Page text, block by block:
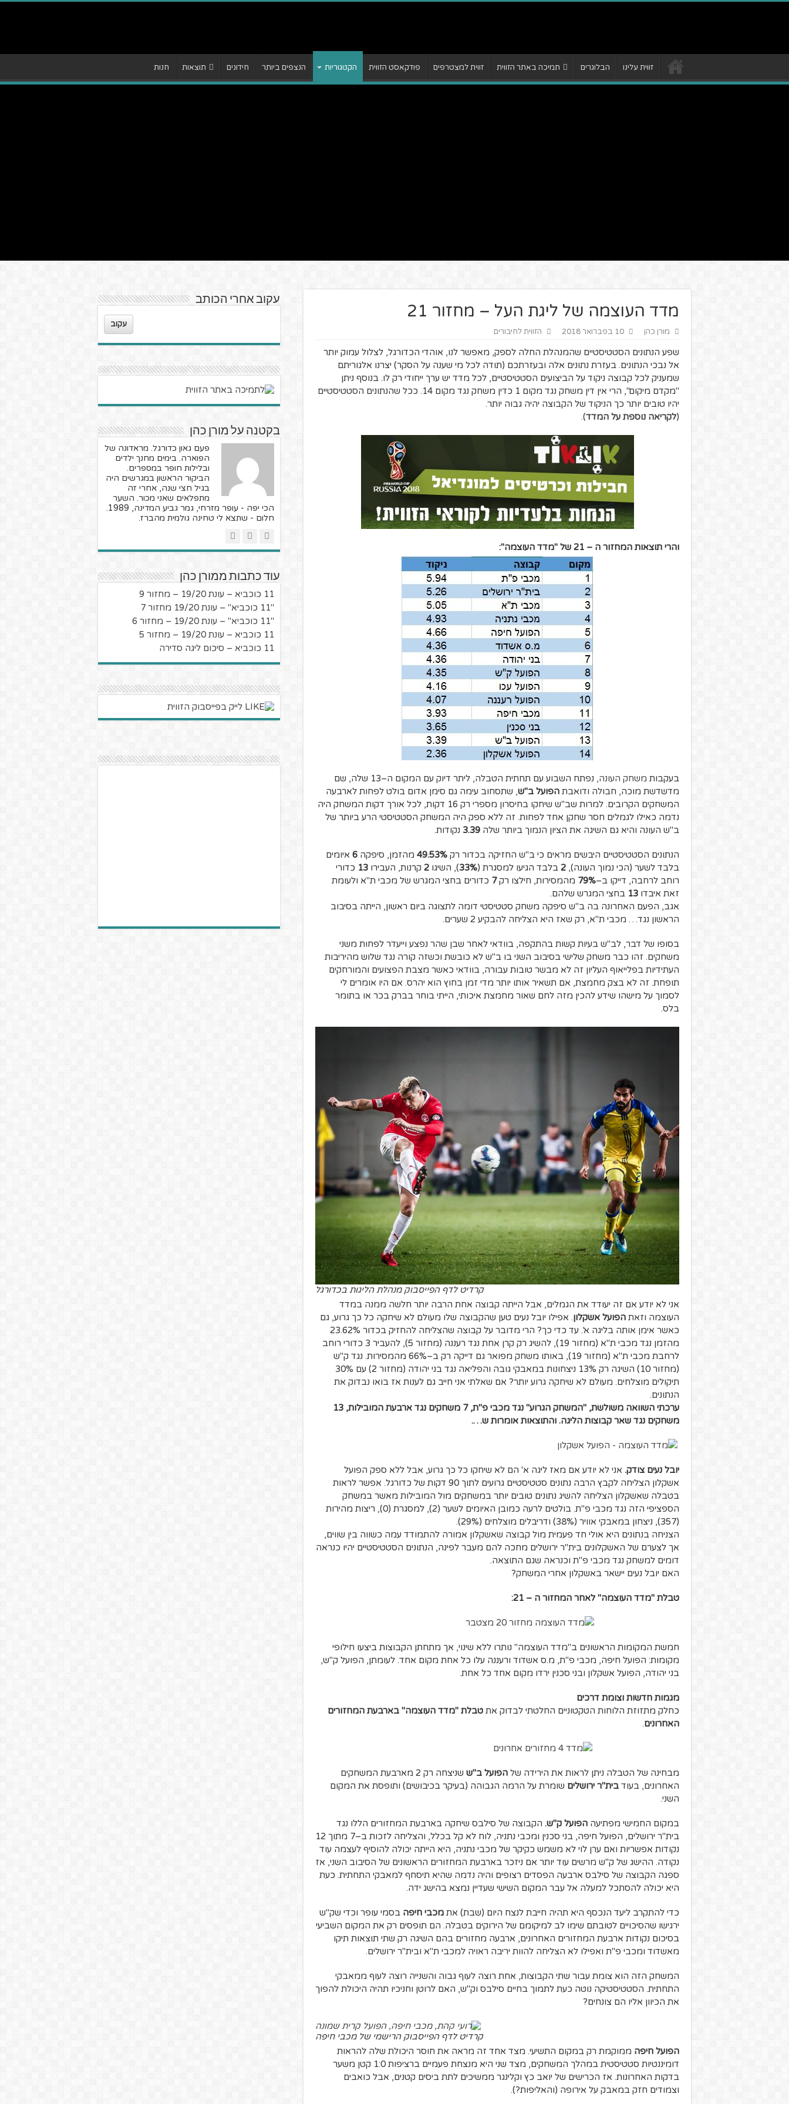
זווית עלינו הבלוגרים תמיכה באתר הזווית זווית למצטרפים פודקאסט הזווית הקטגוריות הנצפים ביותר חידונים תוצאות חנות
מדד העוצמה של ליגת העל – מחזור 21
מורן כהן 10 בפברואר 2018 הזווית לחיבורים
שפע הנתונים הסטטיסטיים שהמנהלת החלה לספק, מאפשר לנו, אוהדי הכדורגל, לצלול עמוק יותר
אל נבכי הנתונים. בעזרת נתונים אלה ובעזרתכם (תודה לכל מי שענה על הסקר) יצרנו אלגוריתם
שמעניק לכל קבוצה ניקוד על הביצועים הסטטיסטיים, לכל מדד יש ערך ייחודי רק לו. בנוסף ניתן
"מקדם מיקום", הרי אין דין משחק נגד מקום 1 כדין משחק נגד מקום 14. ככל שהנתונים הסטטיסטיים
יהיו טובים יותר כך הניקוד של הקבוצה יהיה גבוה יותר.
(לקריאה נוספת על המדד).
והרי תוצאות המחזור ה – 21 של "מדד העוצמה":
בעקבות משחק העונה
, נפתח השבוע עם תחתית הטבלה, ליתר דיוק עם המקום ה–13 שלה, שם
מדשדשת מוכה, חבולה ודואבת הפועל ב"ש, שתסחוב עימה גם סימן אדום בולט לפחות לארבעה
המשחקים הקרובים. למרות שב"ש שיחקו בחיסרון מספרי רק 16 דקות, לכל אורך דקות המשחק היה
נדמה כאילו לגמלים חסר שחקן אחד לפחות. זה ללא ספק היה המשחק הסטטיסטי הרע ביותר של
ב"ש העונה והיא גם השיגה את הציון הנמוך ביותר שלה 3.39 נקודות.
הנתונים הסטטיסטיים היבשים מראים כי ב"ש החזיקה בכדור רק 49.53% מהזמן, סיפקה 6 איומים
בלבד לשער (הכי נמוך העונה), 2 בלבד הגיעו למסגרת (33%), השיגו 2 קרנות, העבירו 13 כדורי
רוחב לרחבה, דייקו ב–79% מהמסירות, חילצו רק7 כדורים בחצי המגרש של מכבי ת"א ולעומת
זאת איבדו 13 בחצי המגרש שלהם.
אגב, הפעם האחרונה בה ב"ש סיפקה משחק סטטיסטי דומה לתצוגה ביום ראשון, הייתה בסיבוב
הראשון נגד… מכבי ת"א, רק שאז היא הצליחה להבקיע 2 שערים.
בסופו של דבר, לב"ש בעיות קשות בהתקפה, בוודאי לאחר שבן שהר נפצע וייעדר לפחות משני
משחקים. זהו כבר משחק שלישי בסיבוב השני בו ב"ש לא כובשת וכשזה קורה נגד שלוש מהיריבות
העתידיות בפלייאוף העליון זה לא מבשר טובות עבורה, בוודאי כאשר מצבת הפצועים והמורחקים
תופחת. זה לא בצק מחמצת, אם תשאיר אותו יותר מדי זמן בחוץ הוא יהרס. אם היו אומרים לי
לסמוך על מישהו שידע להכין מזה לחם שאור מחמצת איכותי, הייתי בוחר בברק בכר או בתומר
בלס.
קרדיט לדף הפייסבוק מנהלת הליגות בכדורגל
אני לא יודע אם זה יעודד את הגמלים, אבל הייתה קבוצה אחת הרבה יותר חלשה ממנה במדד
העוצמה וזאת הפועל אשקלון. אפילו יובל נעים טען שהקבוצה שלו מעולם לא שיחקה כל כך גרוע, גם
כאשר אימן אותה בליגה א'. עד כדי כך? הרי מדובר על קבוצה שהצליחה להחזיק בכדור 23.62%
מהזמן נגד מכבי ת"א (מחזור 19), להשיג רק קרן אחת נגד רעננה (מחזור 5), להעביר 3 כדורי רוחב
לרחבת מכבי ת"א (מחזור 19), באותו משחק מפואר גם דייקה רק ב–66% מהמסירות. נגד ק"ש
(מחזור 10) השיגה רק 13% ניצחונות במאבקי גובה והפליאה נגד בני יהודה (מחזור 2) עם 30%
תיקולים מוצלחים. מעולם לא שיחקה גרוע יותר? אם שאלתי אני חייב גם לענות אז בואו נבדוק את
הנתונים.
ערכתי השוואה משולשת, "המשחק הגרוע" נגד מכבי פ"ת, 7 משחקים נגד ארבעת המובילות, 13
משחקים נגד שאר קבוצות הליגה. והתוצאות אומרות ש….
יובל נעים צודק. אני לא יודע אם מאז ליגה א' הם לא שיחקו כל כך גרוע, אבל ללא ספק הפועל
אשקלון הצליחה לקבץ הרבה נתונים סטטיסטיים גרועים לתוך 90 דקות של כדורגל. אפשר לראות
בטבלה שאשקלון הצליחה להשיג נתונים טובים יותר במשחקים מול המובילות מאשר במשחק
הספציפי הזה נגד מכבי פ"ת. בולטים לרעה כמובן האיומים לשער (2), למסגרת (0), ריצות מהירות
(357), ניצחון במאבקי אוויר (38%) ודריבלים מוצלחים (29%).
הצניחה בנתונים היא אולי חד פעמית מול קבוצה שאשקלון אמורה להתמודד עמה כשווה בין שווים,
אך לצערם של האשקלונים בית"ר ירושלים מחכה להם מעבר לפינה, הנתונים הסטטיסטיים יהיו כנראה
דומים למשחק נגד מכבי פ"ת וכנראה שגם התוצאה.
האם יובל נעים יישאר באשקלון אחרי המשחק?
טבלת "מדד העוצמה" לאחר המחזור ה – 21:
חמשת המקומות הראשונים ב"מדד העוצמה" נותרו ללא שינוי, אך מתחתן הקבוצות ביצעו חילופי
מקומות: הפועל חיפה, מכבי פ"ת, מ.ס אשדוד ורעננה עלו כל אחת מקום אחד. לעומתן, הפועל ק"ש,
בני יהודה, הפועל אשקלון ובני סכנין ירדו מקום אחד כל אחת.
מגמות חדשות וצומת דרכים
כחלק מתזוזת הלוחות הטקטוניים החלטתי לבדוק את טבלת "מדד העוצמה" בארבעת המחזורים
האחרונים.
מבחינה של הטבלה ניתן לראות את הירידה של הפועל ב"ש
שניצחה רק 2 מארבעת המשחקים
האחרונים, בעוד בית"ר ירושלים שומרת על הרמה הגבוהה (בעיקר בכיבושים) ותופסת את המקום
השני.
במקום החמישי מפתיעה הפועל ק"ש. הקבוצה של סילבס שיחקה בארבעת המחזורים הללו נגד
בית"ר ירושלים, הפועל חיפה, בני סכנין ומכבי נתניה, לוח לא קל בכלל, והצליחה לזכות ב–7 מתוך 12
נקודות אפשריות ואם ערן לוי לא משמש כקיקר של מכבי נתניה, היא הייתה יכולה להוסיף לעצמה עוד
נקודה. ההישג של ק"ש מרשים עוד יותר אם ניזכר בארבעת המחזורים הראשונים של הסיבוב השני, אז
ספגה הקבוצה של סילבס ארבעה הפסדים רצופים והיה נדמה שהיא תיסחף למאבקי התחתית. כעת
היא יכולה להסתכל למעלה אל עבר המקום השישי שעדיין נמצא בהישג ידה.
כדי להתקרב ליעד הנכסף היא תהיה חייבת לנצח היום (שבת) את מכבי חיפה בסמי עופר וכדי שק"ש
ירגישו שהסיכויים לטובתם שימו לב למיקומם של הירוקים בטבלה. הם תופסים רק את המקום השביעי
בסיכום נקודות ארבעת המחזורים האחרונים, ארבעה מחזורים בהם השיגה רק שתי תוצאות תיקו
מאשדוד ומכבי פ"ת ואפילו לא הצליחה להוות יריבה ראויה למכבי ת"א ובית"ר ירושלים.
המשחק הזה הוא צומת עבור שתי הקבוצות, אחת רוצה לעוף גבוה והשנייה רוצה לעוף ממאבקי
התחתית. הסטטיסטיקה נוטה כעת לתמוך בחיים סילבס וק"ש, האם לרוטן וחניכיו תהיה היכולת להפוך
את הכיוון אליו הם צונחים?
קרדיט לדף הפייסבוק הרישמי של מכבי חיפה
הפועל חיפה ממוקמת רק במקום התשיעי. מצד אחד זה מראה את חוסר היכולת שלה להראות
דומיננטיות סטטיסטית במהלך המשחקים, מצד שני היא מנצחת פעמיים ברציפות 1:0 קטן משער
בדקות האחרונות. אז הכרישים של יואב כץ וקלינגר ממשיכים לתת ביסים קטנים, אבל כואבים
וצמודים חזק במאבק על אירופה (והאליפות?).
עקוב אחרי הכותב
עקוב
בקטנה על מורן כהן
פעם גאון כדורגל. מראדונה של
הפוארה. בימים מחנך ילדים
ובלילות חופר במספרים.
הביקור הראשון במגרשים היה
בגיל חצי שנה, אחרי זה
מתפלאים שאני מכור. השער
הכי יפה - עופר מזרחי, גמר גביע המדינה, 1989.
חלום - שתצא לי טחינה גולמית מהברז.
עוד כתבות ממורן כהן
11 כוכביא – עונת 19/20 – מחזור 9
"11 כוכביא" – עונת 19/20 מחזור 7
"11 כוכביא" – עונת 19/20 – מחזור 6
11 כוכביא – עונת 19/20 – מחזור 5
11 כוכביא – סיכום ליגה סדירה